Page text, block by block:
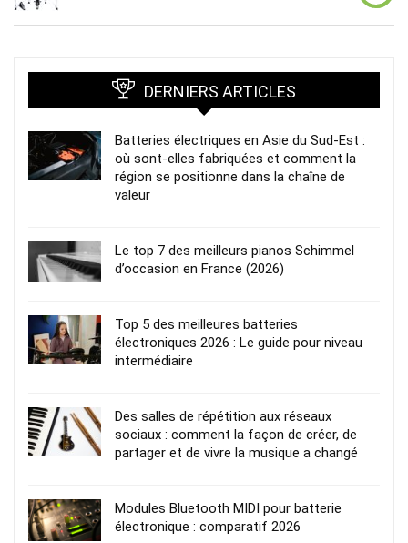
DERNIERS ARTICLES
Batteries électriques en Asie du Sud-Est :
où sont-elles fabriquées et comment la
région se positionne dans la chaîne de
valeur
Le top 7 des meilleurs pianos Schimmel
d’occasion en France (2026)
Top 5 des meilleures batteries
électroniques 2026 : Le guide pour niveau
intermédiaire
Des salles de répétition aux réseaux
sociaux : comment la façon de créer, de
partager et de vivre la musique a changé
Modules Bluetooth MIDI pour batterie
électronique : comparatif 2026